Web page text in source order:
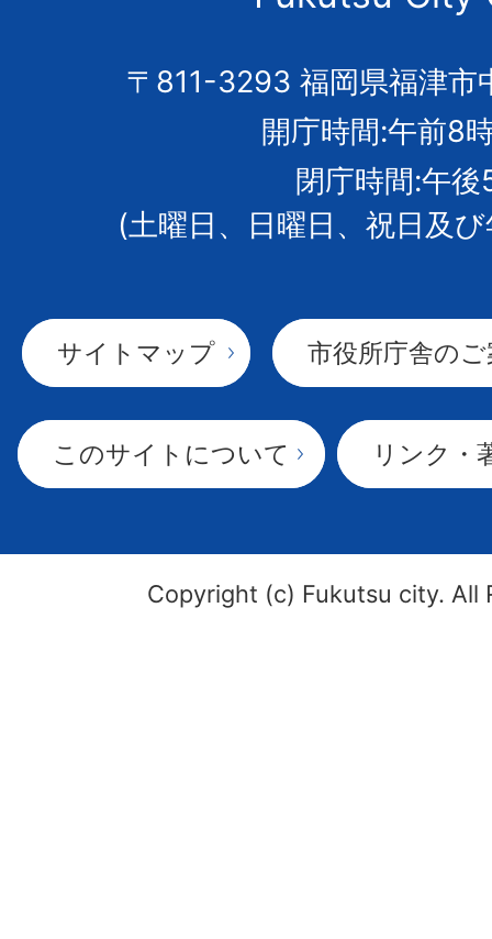
の
市
章
〒811-3293 福岡県福津市
開庁時間:午前8
閉庁時間:午後
(土曜日、日曜日、祝日及
サイトマップ 市役所庁舎の
このサイトについて リンク・
Copyright (c) Fukutsu city. All